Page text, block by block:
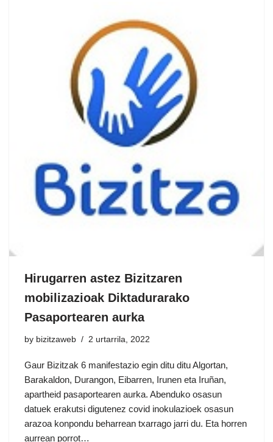
Hirugarren astez Bizitzaren
mobilizazioak Diktadurarako
Pasaportearen aurka
by bizitzaweb 2 urtarrila, 2022
Gaur Bizitzak 6 manifestazio egin ditu ditu Algortan,
Barakaldon, Durangon, Eibarren, Irunen eta Iruñan,
apartheid pasaportearen aurka. Abenduko osasun
datuek erakutsi digutenez covid inokulazioek osasun
arazoa konpondu beharrean txarrago jarri du. Eta horren
aurrean porrot…